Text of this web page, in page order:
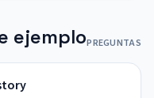
ejemploPREGUNTAS